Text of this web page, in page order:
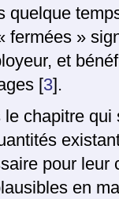
quelque
fermées »
et
[3] .
le chapitre
pour leur
en